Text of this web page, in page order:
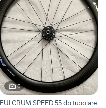
6
FULCRUM SPEED 55 db tubolare